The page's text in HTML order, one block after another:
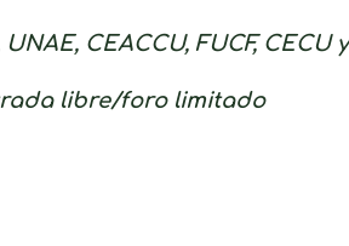
CEACCU, FUCF, CECU
libre/foro limitado